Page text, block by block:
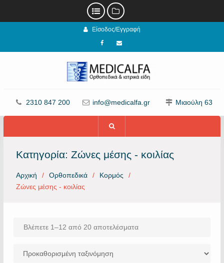
Είσοδος/Εγγραφή
Facebook
email
2310 847 200 info@medicalfa.gr Μιαούλη 63
Κατηγορία: Ζώνες μέσης - κοιλίας
Αρχική Ορθοπεδικά
Κορμός
Ζώνες μέσης - κοιλίας
Βλέπετε 1–12 από 20 αποτελέσματα